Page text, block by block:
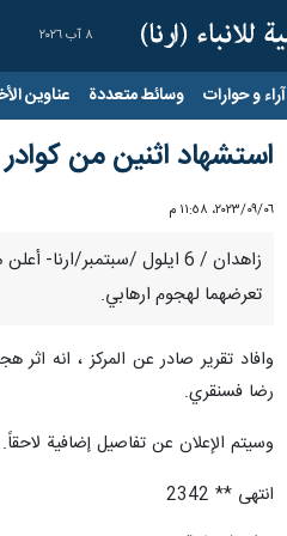
٨ آب ٢٠٢٦
آراء و حوارات وسائط متعددة عناوين
استشهاد اثنين من
٠٦‏/٠٩‏/٢٠٢٣، ١١:٥٨ م
زاهدان / 6 ايلول /سبتمبر/
تعرضهما لهجوم ارهابي.
وافاد تقرير صادر عن المركز ، انه
رضا فسنقري.
وسيتم الإعلان عن تفاصيل إضافية لاحقاً.
انتهى ** 2342